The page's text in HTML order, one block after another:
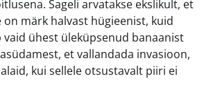
Sageli arvatakse ekslikult, et
märk halvast hügieenist, kuid
vaid ühest üleküpsenud banaanist
et vallandada invasioon,
kui sellele otsustavalt piiri ei